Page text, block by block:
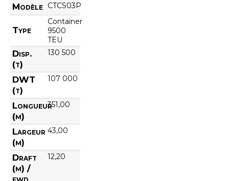
Modèle CTCS03P
Type
Container
9500
TEU
Disp.
(t)
130 500
DWT
(t)
107 000
Longueur
(m)
351,00
Largeur
(m)
43,00
Draft
(m) /
fwd
12,20